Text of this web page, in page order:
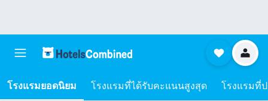
โรงแรมยอดนิยม โรงแรมที่ได้รับคะแนนสูงสุด โรงแรมที่